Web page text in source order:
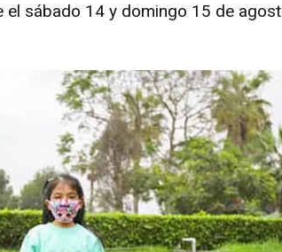
sábado 14 y domingo 15 de